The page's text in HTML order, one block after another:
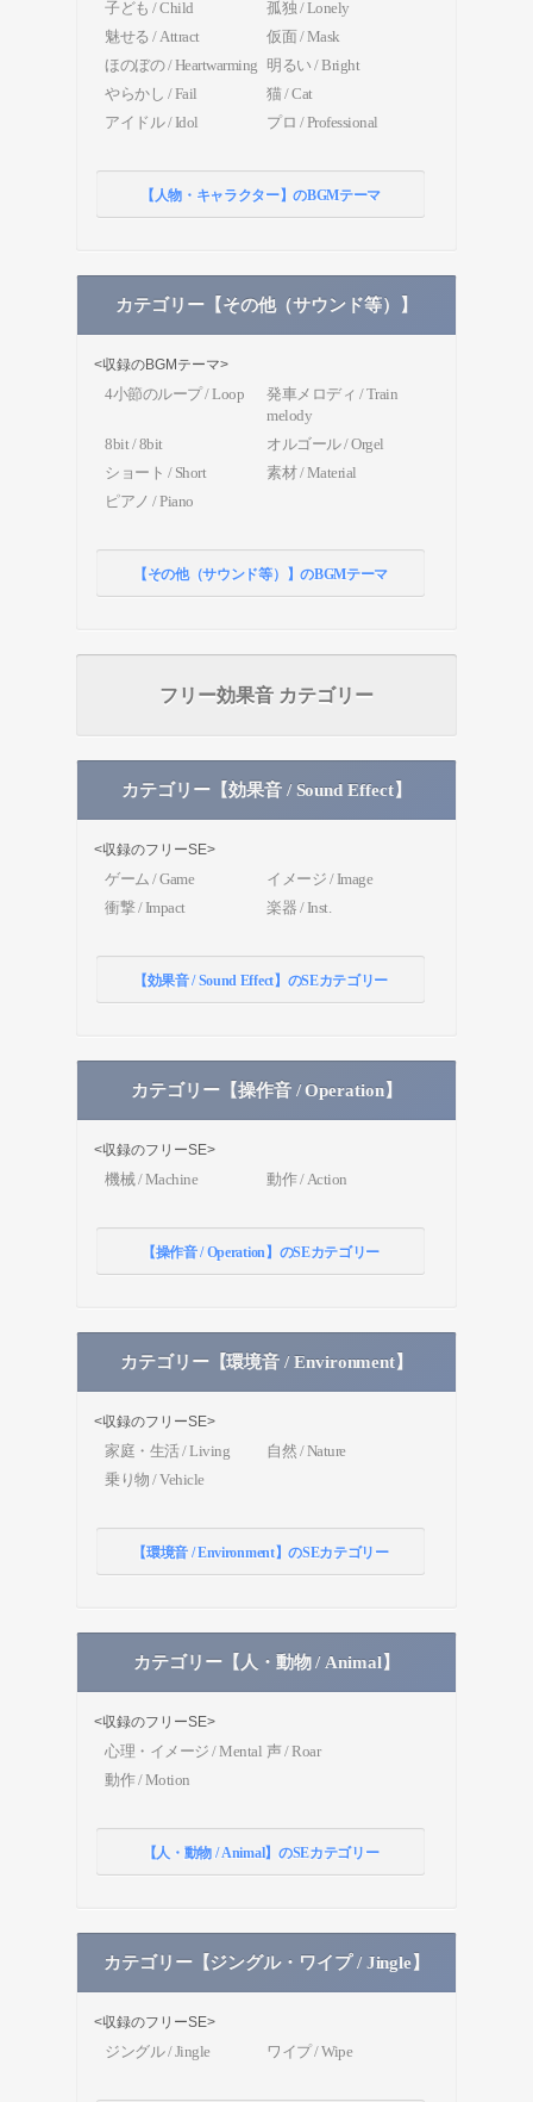
子ども / Child
孤独 / Lonely
魅せる / Attract
仮面 / Mask
ほのぼの / Heartwarming 明るい / Bright
やらかし / Fail
猫 / Cat
アイドル / Idol
プロ / Professional
【人物・キャラクター】のBGMテーマ
カテゴリー【その他（サウンド等）】
<収録のBGMテーマ>
4小節のループ / Loop
発車メロディ / Train
melody
8bit / 8bit
オルゴール / Orgel
ショート / Short
素材 / Material
ピアノ / Piano
【その他（サウンド等）】のBGMテーマ
フリー効果音 カテゴリー
カテゴリー【効果音 / Sound Effect】
<収録のフリーSE>
ゲーム / Game
イメージ / Image
衝撃 / Impact
楽器 / Inst.
【効果音 / Sound Effect】のSEカテゴリー
カテゴリー【操作音 / Operation】
<収録のフリーSE>
機械 / Machine 動作 / Action
【操作音 / Operation】のSEカテゴリー
カテゴリー【環境音 / Environment】
<収録のフリーSE>
家庭・生活 / Living
自然 / Nature
乗り物 / Vehicle
【環境音 / Environment】のSEカテゴリー
カテゴリー【人・動物 / Animal】
<収録のフリーSE>
心理・イメージ / Mental 声 / Roar
動作 / Motion
【人・動物 / Animal】のSEカテゴリー
カテゴリー【ジングル・ワイプ / Jingle】
<収録のフリーSE>
ジングル / Jingle ワイプ / Wipe